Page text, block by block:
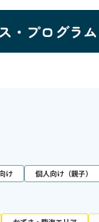
・プログラム
け 個人向け（親子）